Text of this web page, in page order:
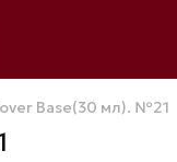
Base(30 мл). №21